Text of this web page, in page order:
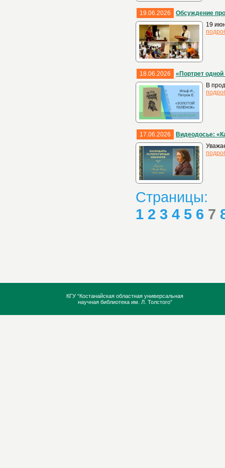
19.06.2026
Обсуждение
19
18.06.2026
«Портрет
В
17.06.2026
Видеодосье:
Страницы:
1 2 3 4 5 6 7
КГУ “Костанайская областная универсальная
научная библиотека им. Л. Толстого”